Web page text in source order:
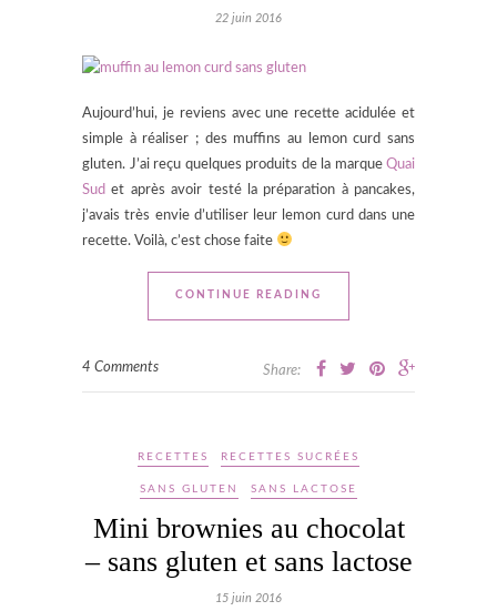
22 juin 2016
Aujourd’hui, je reviens avec une recette acidulée et
simple à réaliser ; des muffins au lemon curd sans
gluten. J’ai reçu quelques produits de la marque Quai
Sud et après avoir testé la préparation à pancakes,
j’avais très envie d’utiliser leur lemon curd dans une
recette. Voilà, c’est chose faite
CONTINUE READING
4 Comments Share:
RECETTES RECETTES SUCRÉES
SANS GLUTEN SANS LACTOSE
Mini brownies au chocolat
– sans gluten et sans lactose
15 juin 2016